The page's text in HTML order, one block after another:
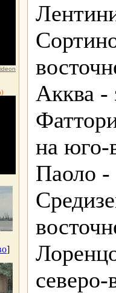
]
Акква -
на юго-
Паоло -
северо-